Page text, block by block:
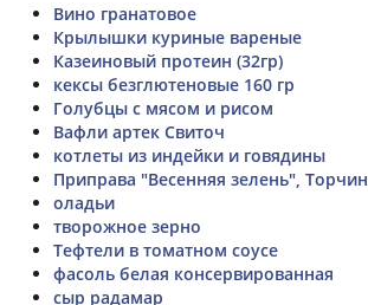
Вино гранатовое
Крылышки куриные вареные
Казеиновый протеин (32гр)
кексы безглютеновые 160 гр
Голубцы с мясом и рисом
Вафли артек Свиточ
котлеты из индейки и говядины
Приправа "Весенняя зелень", Торчин
оладьи
творожное зерно
Тефтели в томатном соусе
фасоль белая консервированная
сыр радамар